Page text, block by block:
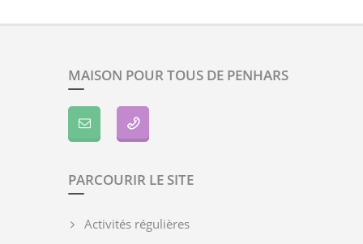
MAISON POUR TOUS DE PENHARS
PARCOURIR LE SITE
Activités régulières